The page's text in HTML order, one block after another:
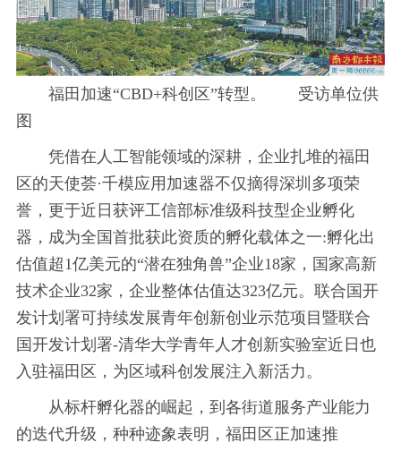
福田加速“CBD+科创区”转型。 受访单位供
图
凭借在人工智能领域的深耕，企业扎堆的福田
区的天使荟·千模应用加速器不仅摘得深圳多项荣
誉，更于近日获评工信部标准级科技型企业孵化
器，成为全国首批获此资质的孵化载体之一:孵化出
估值超1亿美元的“潜在独角兽”企业18家，国家高新
技术企业32家，企业整体估值达323亿元。联合国开
发计划署可持续发展青年创新创业示范项目暨联合
国开发计划署-清华大学青年人才创新实验室近日也
入驻福田区，为区域科创发展注入新活力。
从标杆孵化器的崛起，到各街道服务产业能力
的迭代升级，种种迹象表明，福田区正加速推